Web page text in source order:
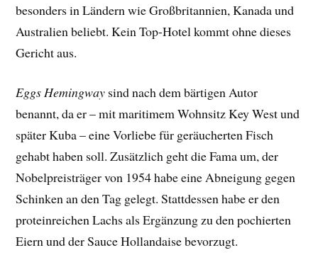
besonders in Ländern wie Großbritannien, Kanada und
Australien beliebt. Kein Top-Hotel kommt ohne dieses
Gericht aus.
Eggs Hemingway sind nach dem bärtigen Autor
benannt, da er – mit maritimem Wohnsitz Key West und
später Kuba – eine Vorliebe für geräucherten Fisch
gehabt haben soll. Zusätzlich geht die Fama um, der
Nobelpreisträger von 1954 habe eine Abneigung gegen
Schinken an den Tag gelegt. Stattdessen habe er den
proteinreichen Lachs als Ergänzung zu den pochierten
Eiern und der Sauce Hollandaise bevorzugt.